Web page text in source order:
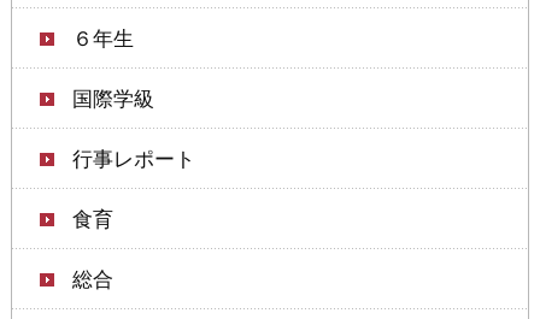
６年生
国際学級
行事レポート
食育
総合